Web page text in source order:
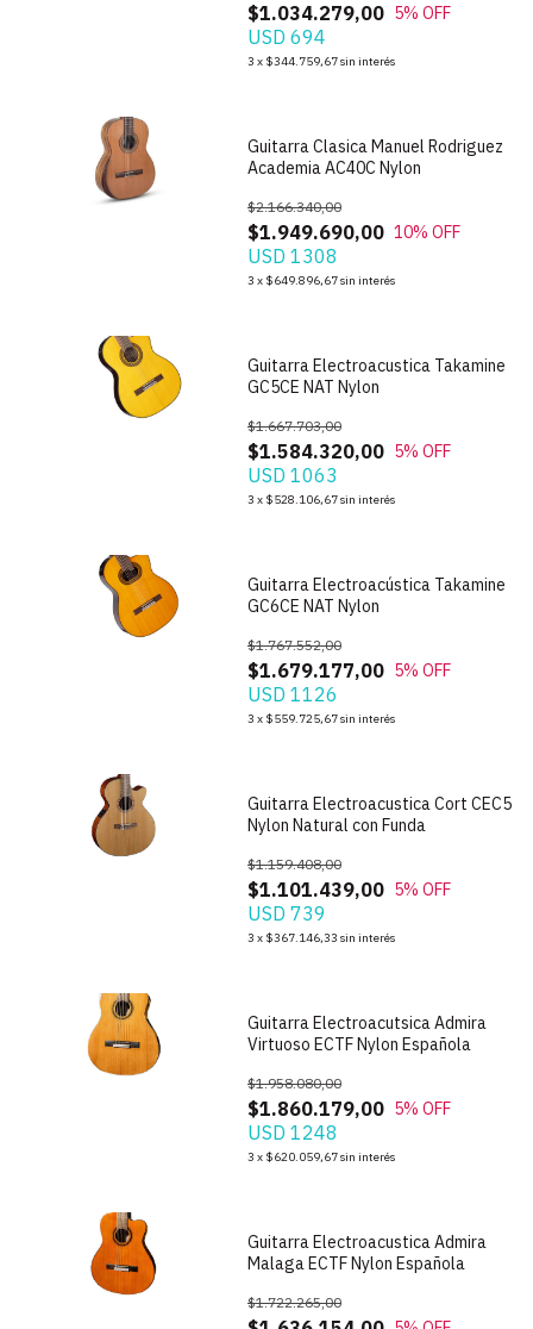
$1.034.279,00 5% OFF
USD 694
3 x $344.759,67sin interés
Guitarra Clasica Manuel Rodriguez
Academia AC40C Nylon
$1.949.690,00
$2.166.340,00
10% OFF
USD 1308
3 x $649.896,67sin interés
Guitarra Electroacustica Takamine
GC5CE NAT Nylon
$1.584.320,00
$1.667.703,00
5% OFF
USD 1063
3 x $528.106,67sin interés
Guitarra Electroacústica Takamine
GC6CE NAT Nylon
$1.679.177,00
$1.767.552,00
5% OFF
USD 1126
3 x $559.725,67sin interés
Guitarra Electroacustica Cort CEC5
Nylon Natural con Funda
$1.101.439,00
$1.159.408,00
5% OFF
USD 739
3 x $367.146,33 sin interés
Guitarra Electroacutsica Admira
Virtuoso ECTF Nylon Española
$1.860.179,00
$1.958.080,00
5% OFF
USD 1248
3 x $620.059,67sin interés
Guitarra Electroacustica Admira
Malaga ECTF Nylon Española
$1.722.265,00